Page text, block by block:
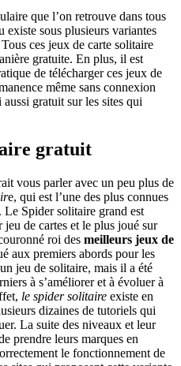
que l’on retrouve dans tous
existe sous plusieurs variantes
ces jeux de carte solitaire
gratuite. En plus, il est
de télécharger ces jeux de
même sans connexion
gratuit sur les sites qui
gratuit
vous parler avec un peu plus de
e, qui est l’une des plus connues
Le Spider solitaire grand est
de cartes et le plus joué sur
roi des meilleurs jeux de
aux premiers abords pour les
jeu de solitaire, mais il a été
à s’améliorer et à évoluer à
le spider solitaire existe en
dizaines de tutoriels qui
La suite des niveaux et leur
prendre leurs marques en
le fonctionnement de